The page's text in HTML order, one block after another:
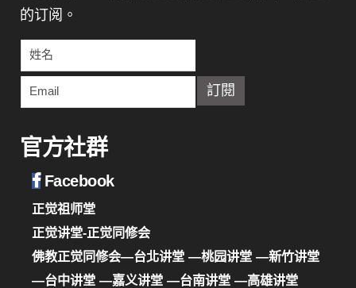
的订阅。
官方社群
Facebook
正觉祖师堂
正觉讲堂-正觉同修会
佛教正觉同修会—台北讲堂 —桃园讲堂 —新竹讲堂
—台中讲堂 —嘉义讲堂 —台南讲堂 —高雄讲堂